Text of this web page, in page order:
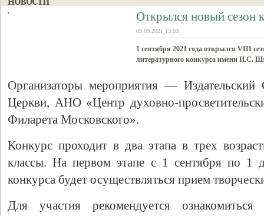
Открылся новый сезон
09.09.2021 13:03
1 сентября 2021 года открылся VIII
литературного конкурса имени И.С.
Организаторы мероприятия — Издательский
Церкви, АНО «Центр духовно-
Филарета Московского».
Конкурс проходит в два этапа в трех
классы. На первом этапе с 1 сентября по 1
конкурса будет осуществляться прием
Для участия рекомендуется